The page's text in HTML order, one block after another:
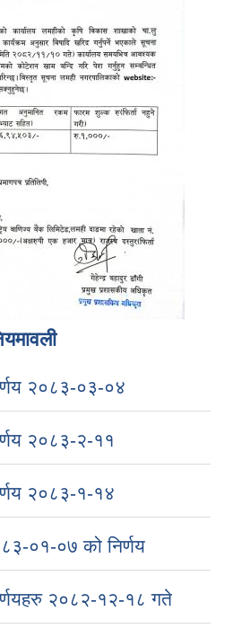
२०८३-०३-०४
२०८३-२-११
२०८३-१-१४
०१-०७ को निर्णय
२०८२-१२-१८ गते